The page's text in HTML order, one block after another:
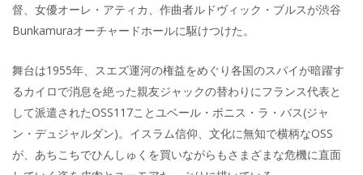
督、女優オーレ・アティカ、作曲者ルドヴィック・ブルスが渋谷
Bunkamuraオーチャードホールに駆けつけた。
舞台は1955年、スエズ運河の権益をめぐり各国のスパイが暗躍す
るカイロで消息を絶った親友ジャックの替わりにフランス代表と
して派遣されたOSS117ことユベール・ボニス・ラ・バス(ジャ
ン・デュジャルダン)。イスラム信仰、文化に無知で横柄なOSS
が、あちこちでひんしゅくを買いながらもさまざまな危機に直面